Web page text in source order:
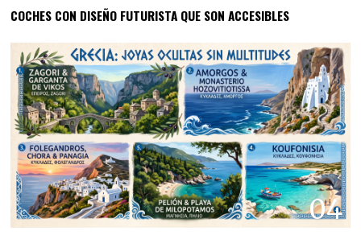
COCHES CON DISEÑO FUTURISTA QUE SON ACCESIBLES
04